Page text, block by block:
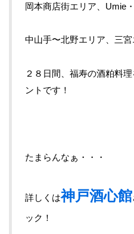
岡本商店街エリア、Umie
中山手〜北野エリア、三
２８日間、福寿の酒粕料
ントです！
たまらんなぁ・・・
詳しくは神戸酒心館
ック！